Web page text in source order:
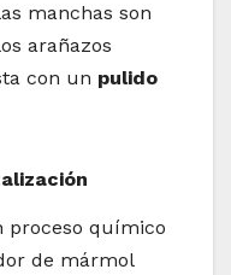
manchas son
arañazos
con un pulido
proceso químico
de mármol